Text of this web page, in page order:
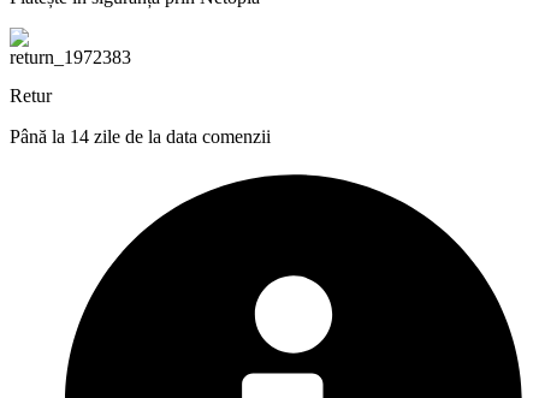
Retur
Până la 14 zile de la data comenzii